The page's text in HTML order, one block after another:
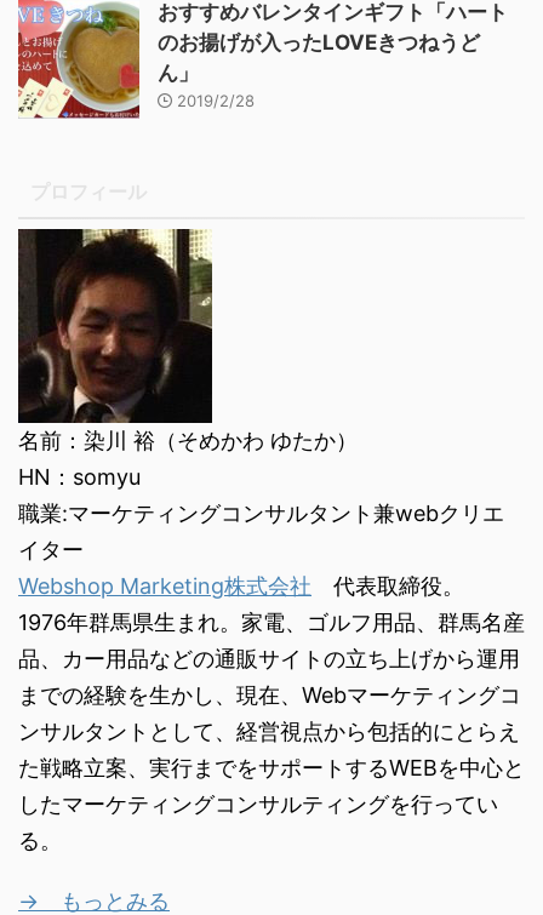
おすすめバレンタインギフト「ハート
のお揚げが入ったLOVEきつねうど
ん」
2019/2/28
名前：染川 裕（そめかわ ゆたか）
HN：somyu
職業:マーケティングコンサルタント兼webクリエ
イター
Webshop Marketing株式会社 代表取締役。
1976年群馬県生まれ。家電、ゴルフ用品、群馬名産
品、カー用品などの通販サイトの立ち上げから運用
までの経験を生かし、現在、Webマーケティングコ
ンサルタントとして、経営視点から包括的にとらえ
た戦略立案、実行までをサポートするWEBを中心と
したマーケティングコンサルティングを行ってい
る。
→ もっとみる